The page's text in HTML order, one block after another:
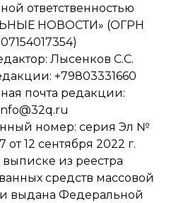
ответственностью
НОВОСТИ» (ОГРН
Лысенков С.С.
+79803331660
почта редакции:
номер: серия Эл №
12 сентября 2022 г.
выписке из реестра
средств массовой
выдана Федеральной